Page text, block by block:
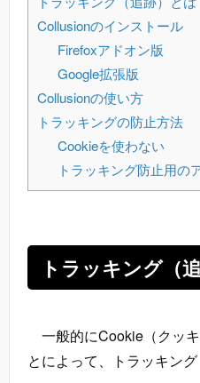
Collusionのインストール
Firefoxアドオン版
Google拡張版
Collusionの使い方
トラッキングの防止方法
Cookieを使わない
トラッキング防止用の
トラッキング（
一般的にCookie（クッ
とによって、トラッキング